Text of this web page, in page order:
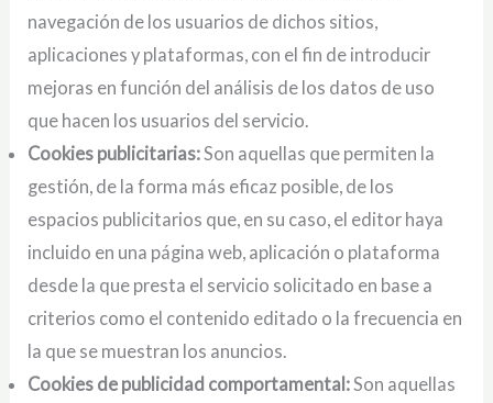
navegación de los usuarios de dichos sitios,
aplicaciones y plataformas, con el fin de introducir
mejoras en función del análisis de los datos de uso
que hacen los usuarios del servicio.
Cookies publicitarias: Son aquellas que permiten la
gestión, de la forma más eficaz posible, de los
espacios publicitarios que, en su caso, el editor haya
incluido en una página web, aplicación o plataforma
desde la que presta el servicio solicitado en base a
criterios como el contenido editado o la frecuencia en
la que se muestran los anuncios.
Cookies de publicidad comportamental: Son aquellas